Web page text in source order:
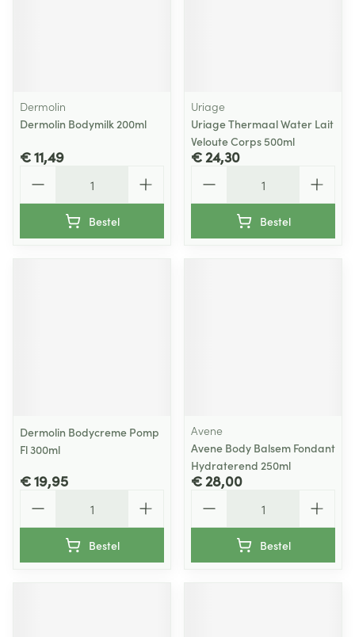
Dermolin
Dermolin Bodymilk 200ml
€ 11,49
Bestel
Uriage
Uriage Thermaal Water Lait
Veloute Corps 500ml
€ 24,30
Bestel
Dermolin Bodycreme Pomp
Fl 300ml
€ 19,95
Bestel
Avene
Avene Body Balsem Fondant
Hydraterend 250ml
€ 28,00
Bestel